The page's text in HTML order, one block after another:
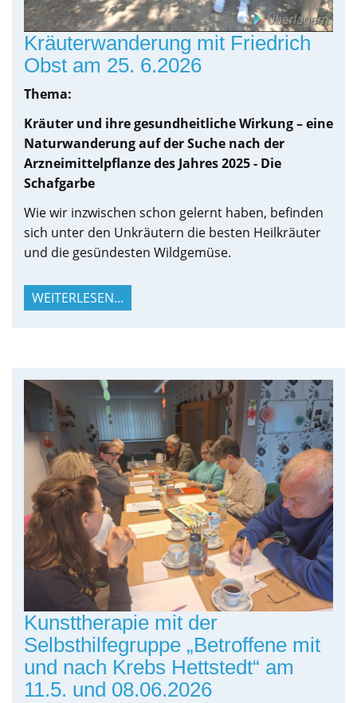
Kräuterwanderung mit Friedrich
Obst am 25. 6.2026
Thema:
Kräuter und ihre gesundheitliche Wirkung – eine
Naturwanderung auf der Suche nach der
Arzneimittelpflanze des Jahres 2025 - Die
Schafgarbe
Wie wir inzwischen schon gelernt haben, befinden
sich unter den Unkräutern die besten Heilkräuter
und die gesündesten Wildgemüse.
WEITERLESEN...
Kunsttherapie mit der
Selbsthilfegruppe „Betroffene mit
und nach Krebs Hettstedt“ am
11.5. und 08.06.2026